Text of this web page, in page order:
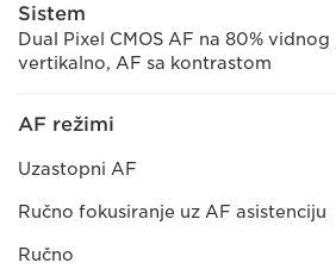
Sistem
Dual Pixel CMOS AF na 80%
vertikalno, AF sa kontrastom
AF režimi
Uzastopni AF
Ručno fokusiranje uz AF asistenciju
Ručno